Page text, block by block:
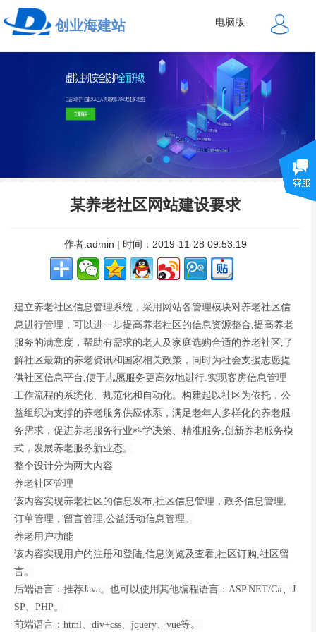
电脑版
创业海建站
某养老社区网站建设要求
作者:admin | 时间：2019-11-28 09:53:19
建立养老社区信息管理系统，采用网站各管理模块对养老社区信
息进行管理，可以进一步提高养老社区的信息资源整合,提高养老
服务的满意度，帮助有需求的老人及家庭选购合适的养老社区,了
解社区最新的养老资讯和国家相关政策，同时为社会支援志愿提
供社区信息平台,便于志愿服务更高效地进行.实现客房信息管理
工作流程的系统化、规范化和自动化。构建起以社区为依托，公
益组织为支撑的养老服务供应体系，满足老年人多样化的养老服
务需求，促进养老服务行业科学决策、精准服务,创新养老服务模
式，发展养老服务新业态。
整个设计分为两大内容
养老社区管理
该内容实现养老社区的信息发布,社区信息管理，政务信息管理,
订单管理，留言管理,公益活动信息管理。
养老用户功能
该内容实现用户的注册和登陆,信息浏览及查看,社区订购,社区留
言。
后端语言：推荐Java。也可以使用其他编程语言：ASP.NET/C#、J
SP、PHP。
前端语言：html、div+css、jquery、vue等。